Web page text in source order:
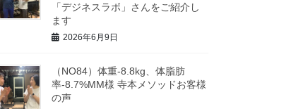
「デジネスラボ」さんをご紹介し
ます
2026年6月9日
（NO84）体重-8.8kg、体脂肪
率-8.7%MM様 寺本メソッドお客様
の声